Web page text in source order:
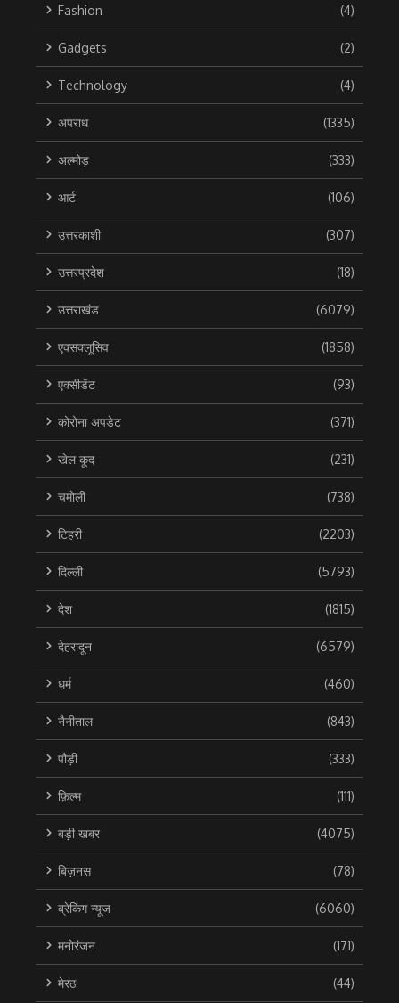
Fashion (4)
Gadgets (2)
Technology (4)
अपराध (1335)
अल्मोड़ (333)
आर्ट (106)
उत्तरकाशी (307)
उत्तरप्रदेश (18)
उत्तराखंड (6079)
एक्सक्लूसिव (1858)
एक्सीडेंट (93)
कोरोना अपडेट (371)
खेल कूद (231)
चमोली (738)
टिहरी (2203)
दिल्ली (5793)
देश (1815)
देहरादून (6579)
धर्म (460)
नैनीताल (843)
पौड़ी (333)
फ़िल्म (111)
बड़ी खबर (4075)
बिज़नस (78)
ब्रेकिंग न्यूज (6060)
मनोरंजन (171)
मेरठ (44)